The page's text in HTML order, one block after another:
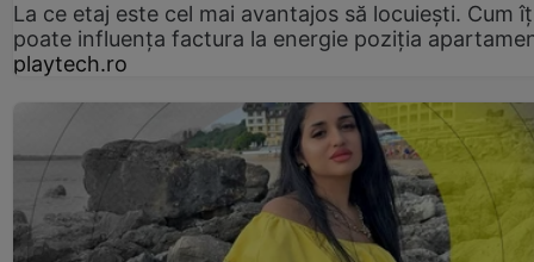
La ce etaj este cel mai avantajos să locuiești. Cum
poate influența factura la energie poziția
playtech.ro